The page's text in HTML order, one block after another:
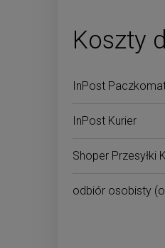
Koszty
InPost
InPost Kurier
Shoper Przesyłki
odbiór osobisty